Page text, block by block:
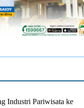
Industri Pariwisata ke